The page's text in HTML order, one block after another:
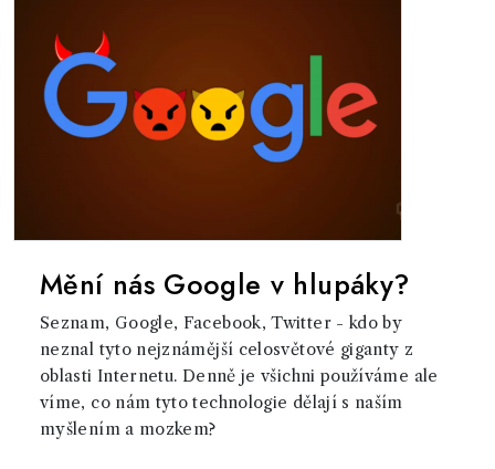
Mění nás Google v hlupáky?
Seznam, Google, Facebook, Twitter - kdo by
neznal tyto nejznámější celosvětové giganty z
oblasti Internetu. Denně je všichni používáme ale
víme, co nám tyto technologie dělají s naším
myšlením a mozkem?